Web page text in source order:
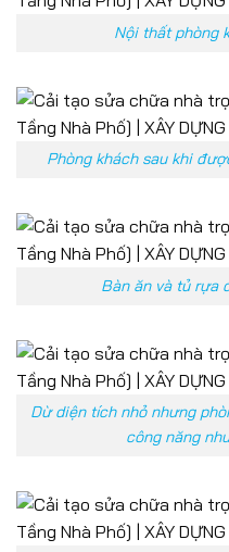
Nội thất phòng
Phòng khách sau khi
Bàn ăn và tủ rựa
Dừ diện tích nhỏ nhưng
công năng